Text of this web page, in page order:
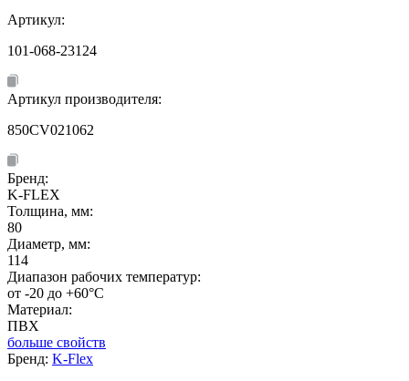
Артикул:
101-068-23124
Артикул производителя:
850CV021062
Бренд:
K-FLEX
Толщина, мм:
80
Диаметр, мм:
114
Диапазон рабочих температур:
от -20 до +60°C
Материал:
ПВХ
больше свойств
Бренд: K-Flex